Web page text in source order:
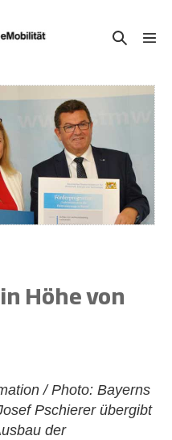
Suche-
Höhe von
/ Photo: Bayerns
Pschierer übergibt
der